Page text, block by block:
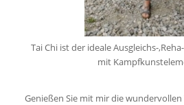
Tai Chi ist der ideale Ausgleichs-,
mit
Genießen Sie mit mir die